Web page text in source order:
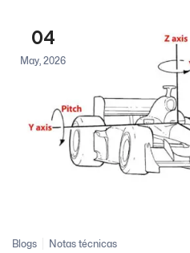
04
May, 2026
Blogs Notas técnicas